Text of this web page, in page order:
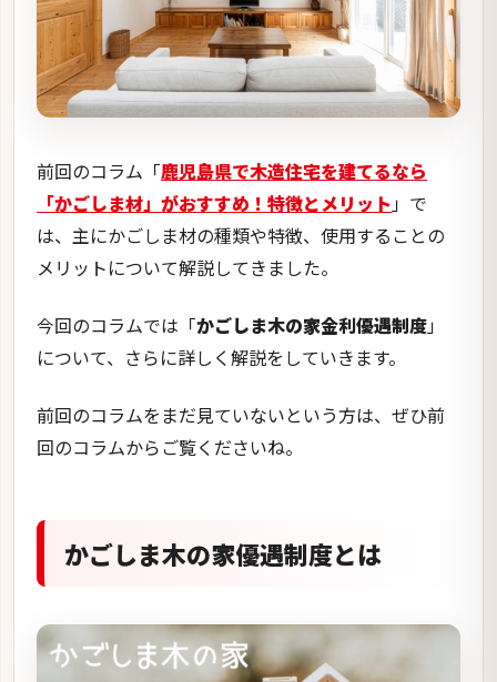
前回のコラム「鹿児島県で木造住宅を建てるなら
「かごしま材」がおすすめ！特徴とメリット」で
は、主にかごしま材の種類や特徴、使用することの
メリットについて解説してきました。
今回のコラムでは「かごしま木の家金利優遇制度」
について、さらに詳しく解説をしていきます。
前回のコラムをまだ見ていないという方は、ぜひ前
回のコラムからご覧くださいね。
かごしま木の家優遇制度とは